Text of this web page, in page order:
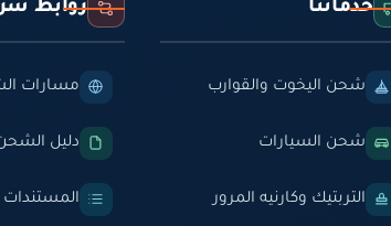
خدماتنا
شحن اليخوت والقوارب
شحن السيارات
التربتيك وكارنيه المرور
روابط
مسارات
دليل
المستندات